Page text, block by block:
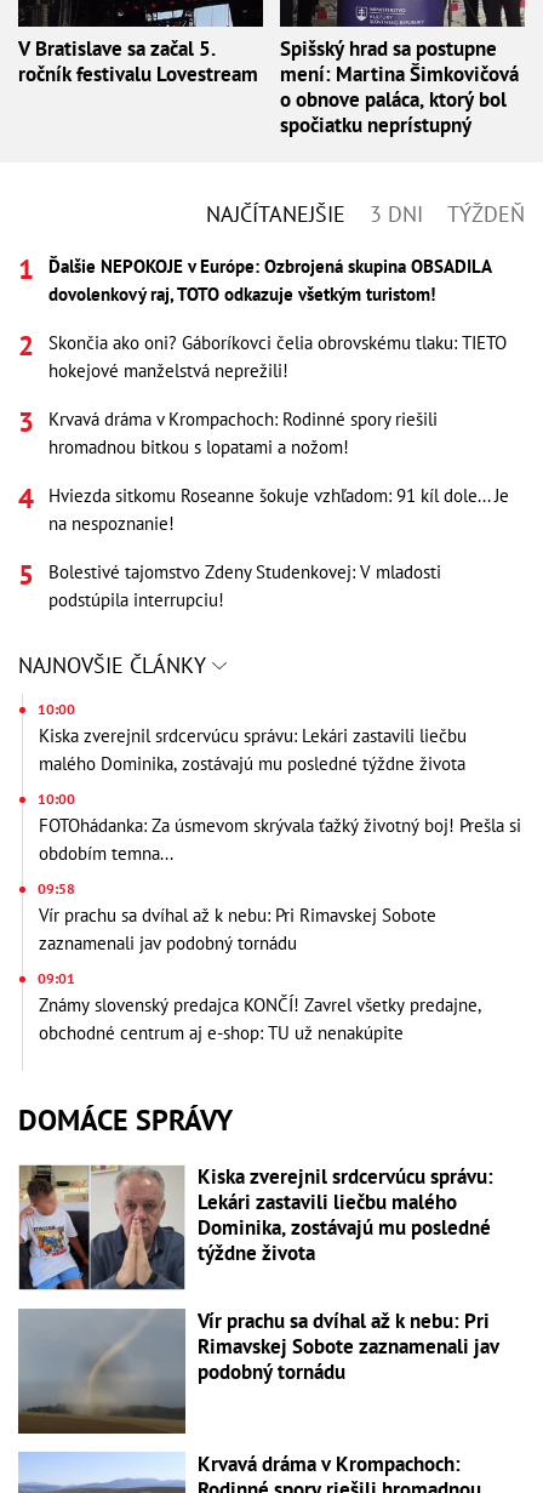
V Bratislave sa začal 5.
ročník festivalu Lovestream
Spišský hrad sa postupne
mení: Martina Šimkovičová
o obnove paláca, ktorý bol
spočiatku neprístupný
NAJČÍTANEJŠIE 3 DNI TÝŽDEŇ
Ďalšie NEPOKOJE v Európe: Ozbrojená skupina OBSADILA
dovolenkový raj, TOTO odkazuje všetkým turistom!
Skončia ako oni? Gáboríkovci čelia obrovskému tlaku: TIETO
hokejové manželstvá neprežili!
Krvavá dráma v Krompachoch: Rodinné spory riešili
hromadnou bitkou s lopatami a nožom!
Hviezda sitkomu Roseanne šokuje vzhľadom: 91 kíl dole... Je
na nespoznanie!
Bolestivé tajomstvo Zdeny Studenkovej: V mladosti
podstúpila interrupciu!
NAJNOVŠIE ČLÁNKY
10:00
Kiska zverejnil srdcervúcu správu: Lekári zastavili liečbu
malého Dominika, zostávajú mu posledné týždne života
10:00
FOTOhádanka: Za úsmevom skrývala ťažký životný boj! Prešla si
obdobím temna...
09:58
Vír prachu sa dvíhal až k nebu: Pri Rimavskej Sobote
zaznamenali jav podobný tornádu
09:01
Známy slovenský predajca KONČÍ! Zavrel všetky predajne,
obchodné centrum aj e-shop: TU už nenakúpite
DOMÁCE SPRÁVY
Kiska zverejnil srdcervúcu správu:
Lekári zastavili liečbu malého
Dominika, zostávajú mu posledné
týždne života
Vír prachu sa dvíhal až k nebu: Pri
Rimavskej Sobote zaznamenali jav
podobný tornádu
Krvavá dráma v Krompachoch: